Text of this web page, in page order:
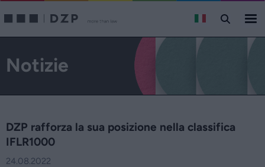
Notizie
DZP rafforza la sua posizione nella classifica
IFLR1000
24.08.2022